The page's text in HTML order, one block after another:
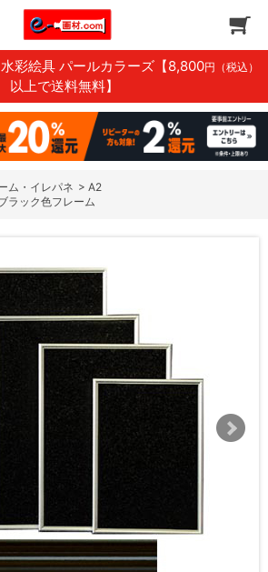
彩絵具 パールカラーズ 【8,800円（税込）
以上で送料無料】
ム・イレパネ > A2
ラック色フレーム